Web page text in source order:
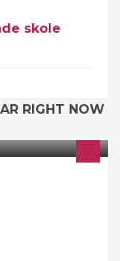
skole
RIGHT NOW